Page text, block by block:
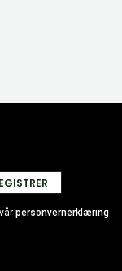
personvernerklæring